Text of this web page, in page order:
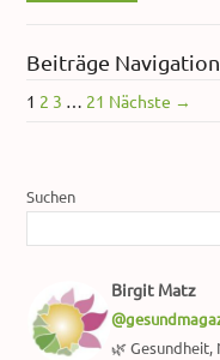
Beiträge Navigation
1 2 3 … 21 Nächste →
Suchen
Birgit Matz
🌿